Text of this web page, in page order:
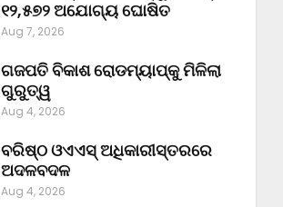
୧୨,୫୭୨ ଅଯୋଗ୍ୟ ଘୋଷିତ
Aug 7, 2026
ଗଜପତି ବିକାଶ ରୋଡମ୍ୟାପ୍‌କୁ ମିଳିଲା
ଗୁରୁତ୍ୱ
Aug 4, 2026
ବରିଷ୍ଠ ଓଏଏସ୍‌ ଅଧିକାରୀସ୍ତରରେ
ଅଦଳବଦଳ
Aug 4, 2026